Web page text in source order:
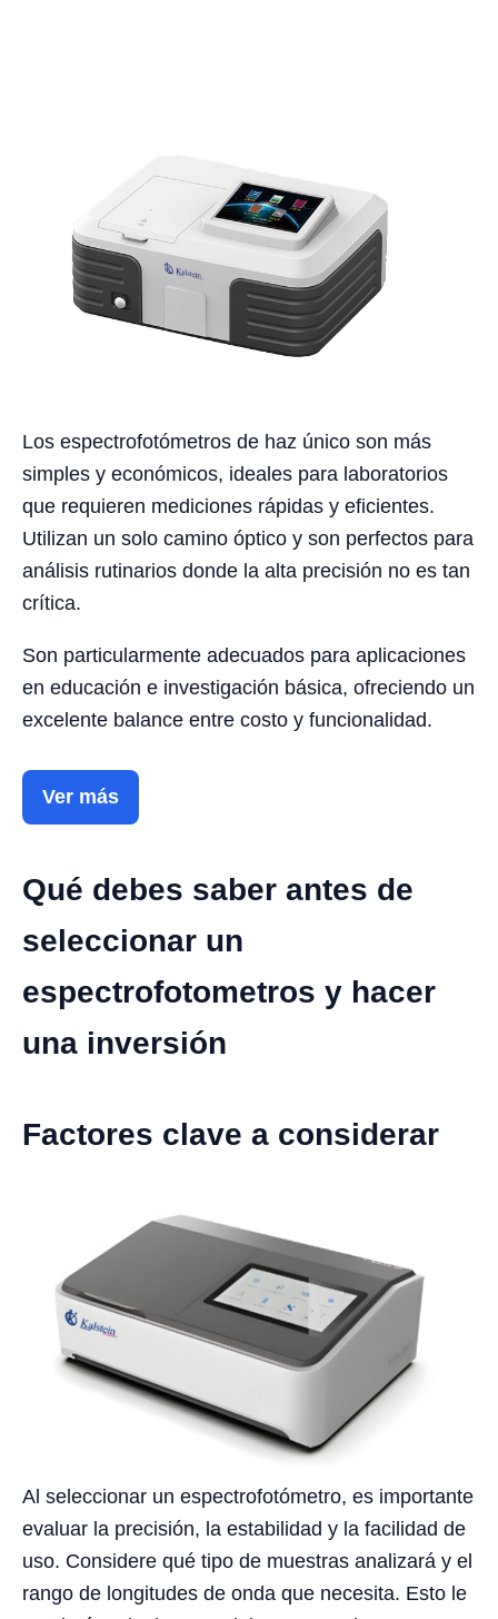
Los espectrofotómetros de haz único son más
simples y económicos, ideales para laboratorios
que requieren mediciones rápidas y eficientes.
Utilizan un solo camino óptico y son perfectos para
análisis rutinarios donde la alta precisión no es tan
crítica.
Son particularmente adecuados para aplicaciones
en educación e investigación básica, ofreciendo un
excelente balance entre costo y funcionalidad.
Ver más
Qué debes saber antes de
seleccionar un
espectrofotometros y hacer
una inversión
Factores clave a considerar
Al seleccionar un espectrofotómetro, es importante
evaluar la precisión, la estabilidad y la facilidad de
uso. Considere qué tipo de muestras analizará y el
rango de longitudes de onda que necesita. Esto le